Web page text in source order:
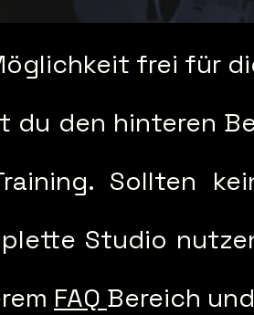
frei für
den hinteren
Sollten
Studio
FAQ Bereich